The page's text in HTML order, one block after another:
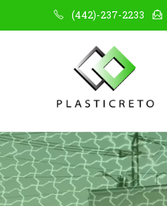
(442)-237-2233